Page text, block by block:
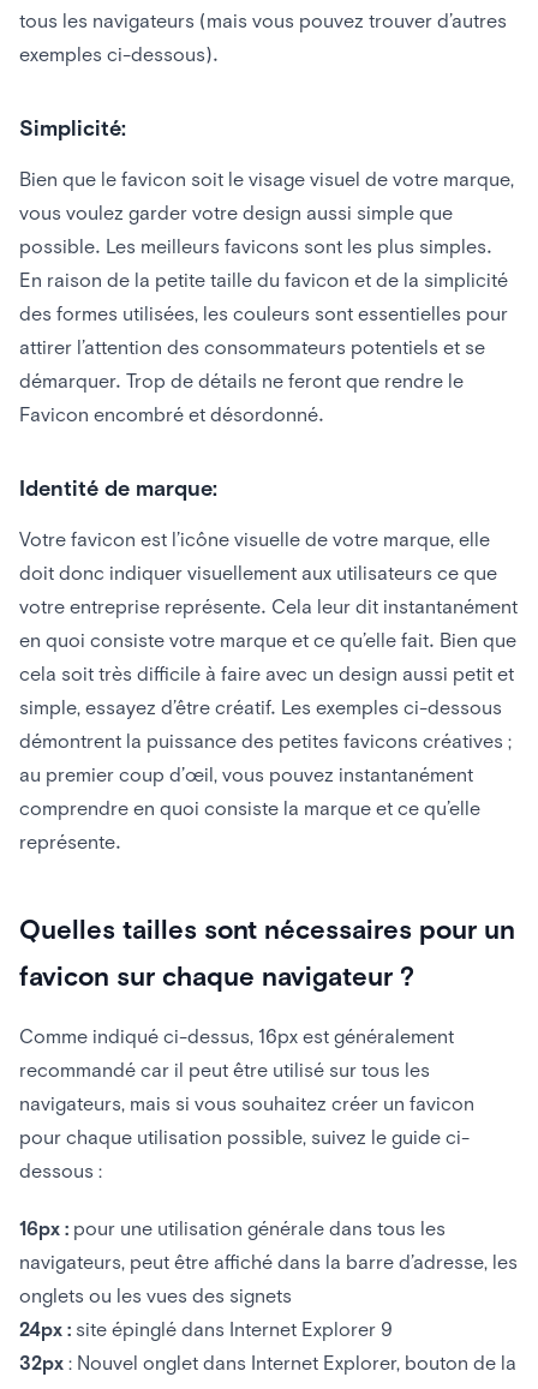
tous les navigateurs (mais vous pouvez trouver d’autres
exemples ci-dessous).
Simplicité:
Bien que le favicon soit le visage visuel de votre marque,
vous voulez garder votre design aussi simple que
possible. Les meilleurs favicons sont les plus simples.
En raison de la petite taille du favicon et de la simplicité
des formes utilisées, les couleurs sont essentielles pour
attirer l’attention des consommateurs potentiels et se
démarquer. Trop de détails ne feront que rendre le
Favicon encombré et désordonné.
Identité de marque:
Votre favicon est l’icône visuelle de votre marque, elle
doit donc indiquer visuellement aux utilisateurs ce que
votre entreprise représente. Cela leur dit instantanément
en quoi consiste votre marque et ce qu’elle fait. Bien que
cela soit très difficile à faire avec un design aussi petit et
simple, essayez d’être créatif. Les exemples ci-dessous
démontrent la puissance des petites favicons créatives ;
au premier coup d’œil, vous pouvez instantanément
comprendre en quoi consiste la marque et ce qu’elle
représente.
Quelles tailles sont nécessaires pour un
favicon sur chaque navigateur ?
Comme indiqué ci-dessus, 16px est généralement
recommandé car il peut être utilisé sur tous les
navigateurs, mais si vous souhaitez créer un favicon
pour chaque utilisation possible, suivez le guide ci-
dessous :
16px : pour une utilisation générale dans tous les
navigateurs, peut être affiché dans la barre d’adresse, les
onglets ou les vues des signets
24px : site épinglé dans Internet Explorer 9
32px : Nouvel onglet dans Internet Explorer, bouton de la